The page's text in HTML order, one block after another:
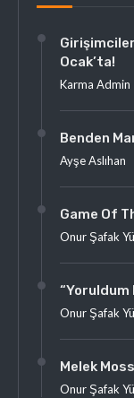
Ocak’ta!
Karma Admin
Benden
Ayşe Aslıhan
Game Of
Onur Şafak
“Yoruldum
Onur Şafak
Melek
Onur Şafak